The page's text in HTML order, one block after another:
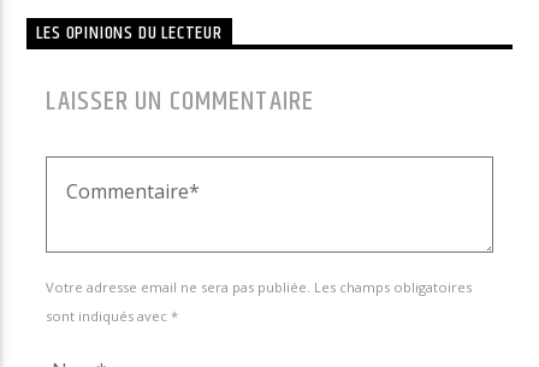
LES OPINIONS DU LECTEUR
LAISSER UN COMMENTAIRE
Votre adresse email ne sera pas publiée. Les champs obligatoires
sont indiqués avec *